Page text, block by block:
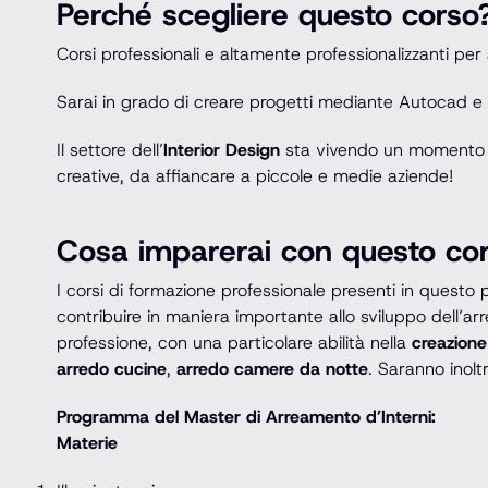
Perché scegliere questo
Corsi professionali e altamente professionalizzanti
Sarai in grado di creare progetti mediante Autocad
Il settore dell’Interior Design sta vivendo un
creative, da affiancare a piccole e medie aziende!
Cosa imparerai con questo
I corsi di formazione professionale presenti in
contribuire in maniera importante allo sviluppo
professione, con una particolare abilità nella
arredo cucine, arredo camere da notte. Saranno
Programma del Master di Arreamento d’Interni:
Materie